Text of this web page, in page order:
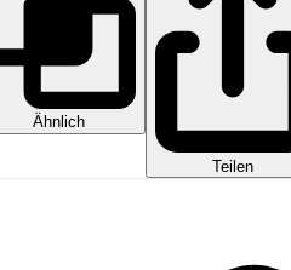
Ähnlich
Teilen